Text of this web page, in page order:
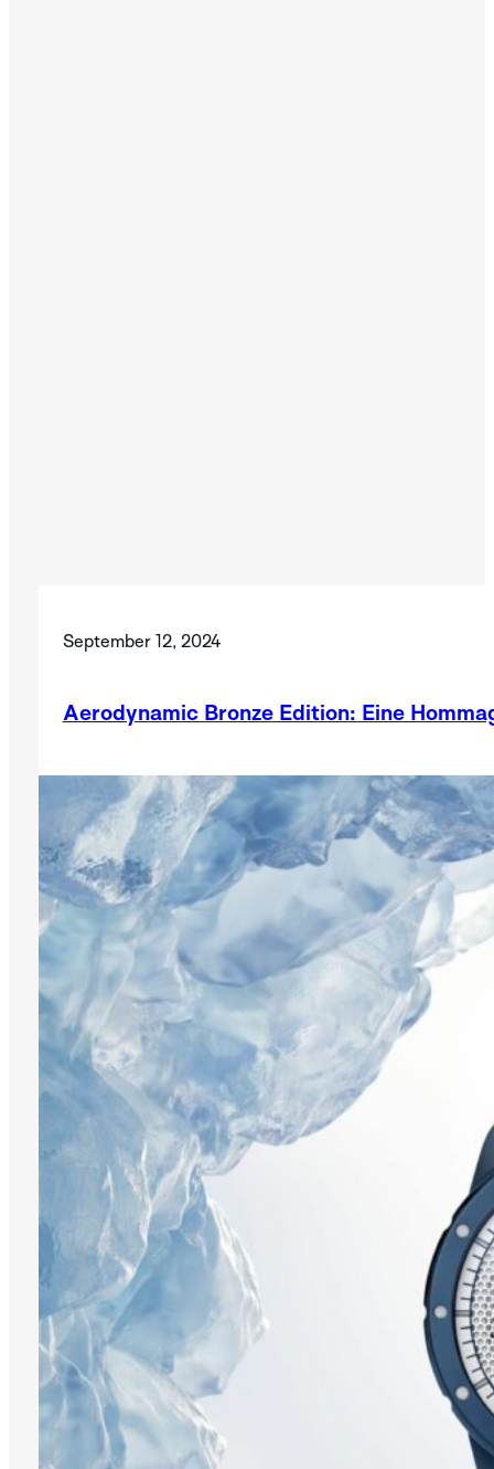
September 12, 2024
Aerodynamic Bronze Edition: Eine